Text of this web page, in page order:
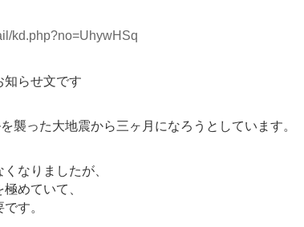
kd.php?no=UhywHSq
知らせ文です
襲った大地震から三ヶ月になろうとしています。
なりましたが、
めていて、
す。